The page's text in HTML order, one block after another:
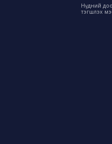
Нүдний
тэгшлэх